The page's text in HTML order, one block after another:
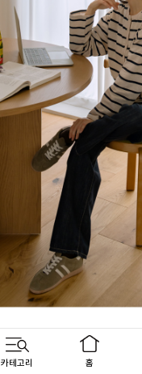
카테고리 홈